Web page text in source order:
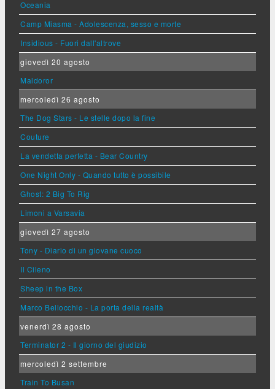
Oceania
Camp Miasma - Adolescenza, sesso e morte
Insidious - Fuori dall'altrove
giovedì 20 agosto
Maldoror
mercoledì 26 agosto
The Dog Stars - Le stelle dopo la fine
Couture
La vendetta perfetta - Bear Country
One Night Only - Quando tutto è possibile
Ghost: 2 Big To Rig
Limoni a Varsavia
giovedì 27 agosto
Tony - Diario di un giovane cuoco
Il Cileno
Sheep in the Box
Marco Bellocchio - La porta della realtà
venerdì 28 agosto
Terminator 2 - Il giorno del giudizio
mercoledì 2 settembre
Train To Busan